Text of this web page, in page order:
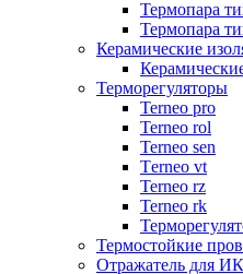
Термопара
Термопара
Керамические
Терморегуляторы
Terneo pro
Terneo rol
Terneo sen
Тerneo vt
Terneo rz
Terneo rk
Термостойкие
Отражатель для ИК